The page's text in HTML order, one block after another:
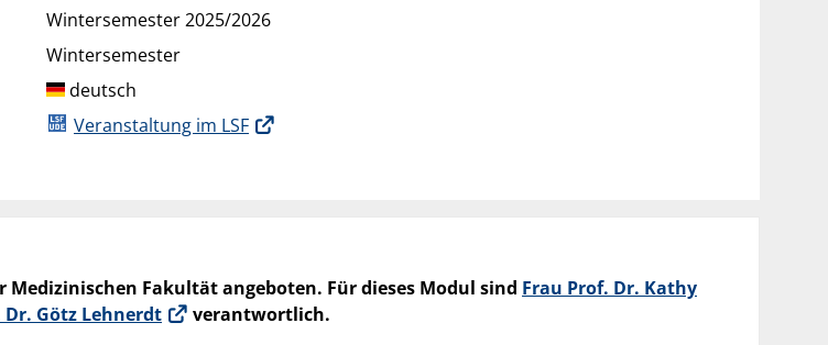
Wintersemester 2025/2026
Wintersemester
deutsch
Veranstaltung im LSF
Medizinischen Fakultät angeboten. Für dieses Modul sind Frau Prof. Dr. Kathy
Dr. Götz Lehnerdt
verantwortlich.